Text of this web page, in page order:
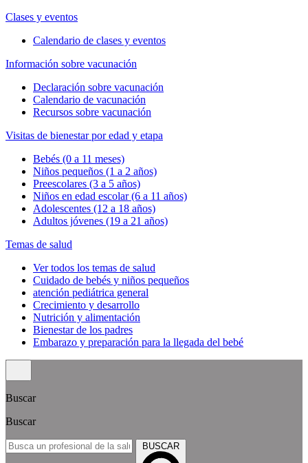
Clases y eventos
Calendario de clases y eventos
Información sobre vacunación
Declaración sobre vacunación
Calendario de vacunación
Recursos sobre vacunación
Visitas de bienestar por edad y etapa
Bebés (0 a 11 meses)
Niños pequeños (1 a 2 años)
Preescolares (3 a 5 años)
Niños en edad escolar (6 a 11 años)
Adolescentes (12 a 18 años)
Adultos jóvenes (19 a 21 años)
Temas de salud
Ver todos los temas de salud
Cuidado de bebés y niños pequeños
atención pediátrica general
Crecimiento y desarrollo
Nutrición y alimentación
Bienestar de los padres
Embarazo y preparación para la llegada del bebé
Buscar
Buscar
BUSCAR